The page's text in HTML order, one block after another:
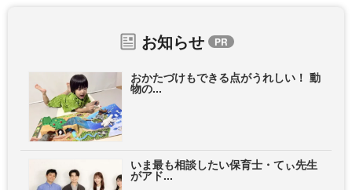
お知らせ
おかたづけもできる点がうれしい！ 動
物の...
いま最も相談したい保育士・てぃ先生
がアド...